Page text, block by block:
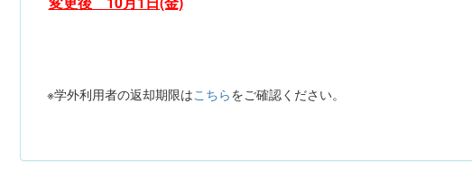
※学外利用者の返却期限はこちらをご確認ください。